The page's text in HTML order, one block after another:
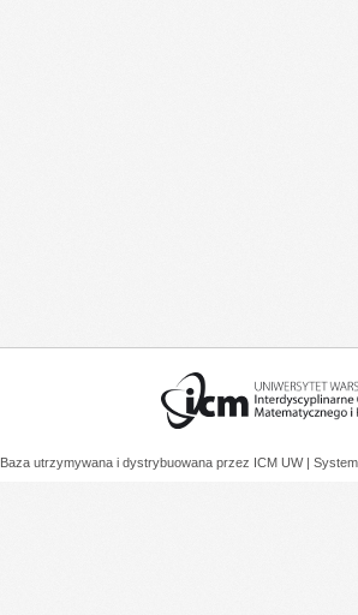
Baza utrzymywana i dystrybuowana przez ICM UW |